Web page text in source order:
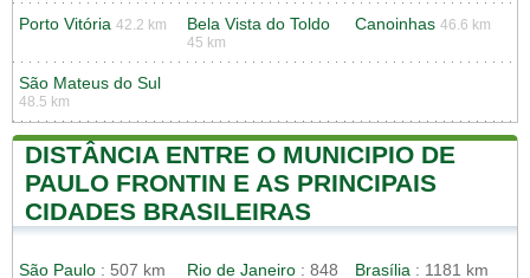
Porto Vitória 42.2 km Bela Vista do Toldo
45 km
Canoinhas 46.6 km
São Mateus do Sul
48.5 km
DISTÂNCIA ENTRE O MUNICIPIO DE
PAULO FRONTIN E AS PRINCIPAIS
CIDADES BRASILEIRAS
São Paulo : 507 km Rio de Janeiro : 848
Brasília : 1181 km